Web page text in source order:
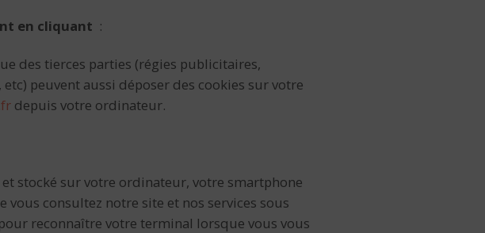
en cliquant :
des tierces parties (régies publicitaires,
peuvent aussi déposer des cookies sur votre
depuis votre ordinateur.
stocké sur votre ordinateur, votre smartphone
consultez notre site et nos services sous
reconnaître votre terminal lorsque vous vous